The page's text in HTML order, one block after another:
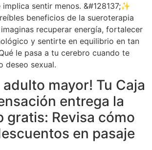
sentir menos. &#128137;✨
beneficios de la sueroterapia
imaginas recuperar energía, fortalecer
y sentirte en equilibrio en tan
le pasa a tu cerebro cuando te
deseo sexual.
adulto mayor! Tu Caja
entrega la
gratis: Revisa cómo
en pasaje